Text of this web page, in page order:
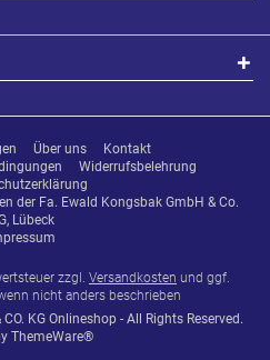
Über uns
Kontakt
Widerrufsbelehrung
der Fa. Ewald Kongsbak GmbH & Co.
Lübeck
zzgl. Versandkosten und ggf.
nicht anders beschrieben
KG Onlineshop - All Rights Reserved.
ThemeWare®